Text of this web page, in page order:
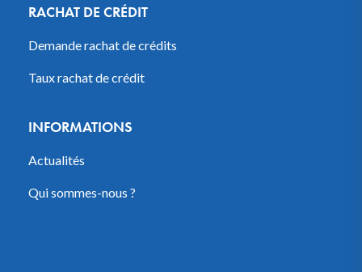
RACHAT DE CRÉDIT
Demande rachat de crédits
Taux rachat de crédit
INFORMATIONS
Actualités
Qui sommes-nous ?